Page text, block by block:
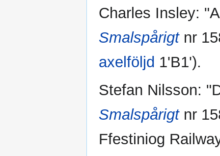
Charles Insley:
Smalspårigtnr
axelföljd 1'B1').
Stefan Nilsson:
Smalspårigtnr
Ffestiniog